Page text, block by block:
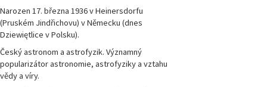
Narozen 17. března 1936 v Heinersdorfu
(Pruském Jindřichovu) v Německu (dnes
Dziewiętlice v Polsku).
Český astronom a astrofyzik. Významný
popularizátor astronomie, astrofyziky a vztahu
vědy a víry.